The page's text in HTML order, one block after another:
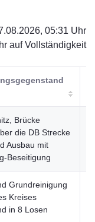
05:31 Uhr
auf Vollständigkeit
Brücke
die DB Strecke
Ausbau mit
Beseitigung
Grundreinigung
Kreises
in 8 Losen